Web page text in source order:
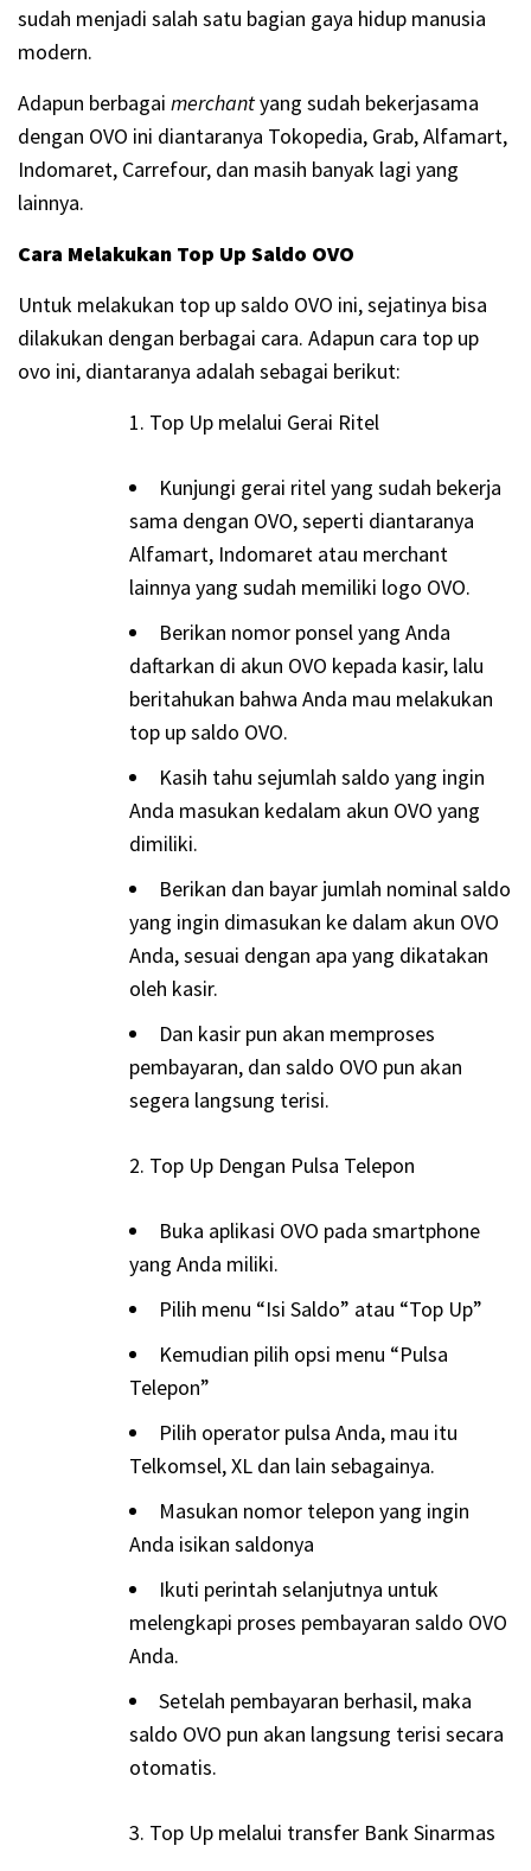
sudah menjadi salah satu bagian gaya hidup manusia
modern.
Adapun berbagai merchantyang sudah bekerjasama
dengan OVO ini diantaranya Tokopedia, Grab, Alfamart,
Indomaret, Carrefour, dan masih banyak lagi yang
lainnya.
Cara Melakukan Top Up Saldo OVO
Untuk melakukan top up saldo OVO ini, sejatinya bisa
dilakukan dengan berbagai cara. Adapun cara top up
ovo ini, diantaranya adalah sebagai berikut:
Top Up melalui Gerai Ritel
Kunjungi gerai ritel yang sudah bekerja
sama dengan OVO, seperti diantaranya
Alfamart, Indomaret atau merchant
lainnya yang sudah memiliki logo OVO.
Berikan nomor ponsel yang Anda
daftarkan di akun OVO kepada kasir, lalu
beritahukan bahwa Anda mau melakukan
top up saldo OVO.
Kasih tahu sejumlah saldo yang ingin
Anda masukan kedalam akun OVO yang
dimiliki.
Berikan dan bayar jumlah nominal saldo
yang ingin dimasukan ke dalam akun OVO
Anda, sesuai dengan apa yang dikatakan
oleh kasir.
Dan kasir pun akan memproses
pembayaran, dan saldo OVO pun akan
segera langsung terisi.
Top Up Dengan Pulsa Telepon
Buka aplikasi OVO pada smartphone
yang Anda miliki.
Pilih menu “Isi Saldo” atau “Top Up”
Kemudian pilih opsi menu “Pulsa
Telepon”
Pilih operator pulsa Anda, mau itu
Telkomsel, XL dan lain sebagainya.
Masukan nomor telepon yang ingin
Anda isikan saldonya
Ikuti perintah selanjutnya untuk
melengkapi proses pembayaran saldo OVO
Anda.
Setelah pembayaran berhasil, maka
saldo OVO pun akan langsung terisi secara
otomatis.
Top Up melalui transfer Bank Sinarmas